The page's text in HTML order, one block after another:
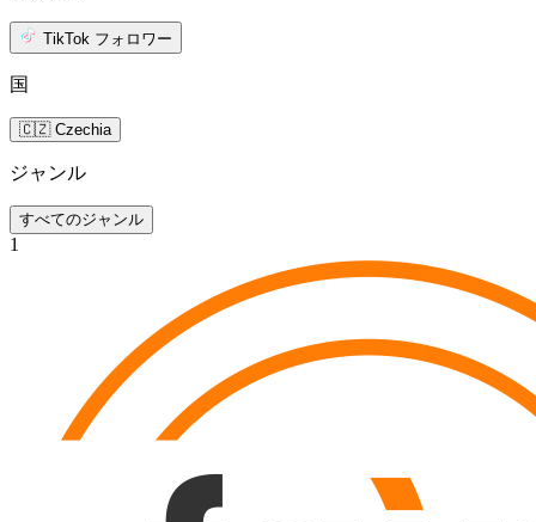
TikTok フォロワー
国
🇨🇿 Czechia
ジャンル
すべてのジャンル
1